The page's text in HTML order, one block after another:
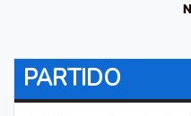
PARTIDO